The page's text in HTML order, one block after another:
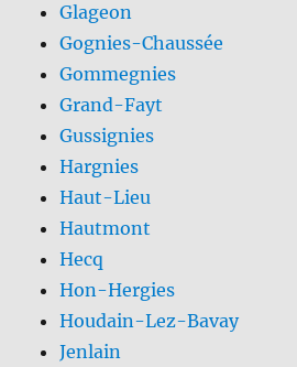
Glageon
Gognies-Chaussée
Gommegnies
Grand-Fayt
Gussignies
Hargnies
Haut-Lieu
Hautmont
Hecq
Hon-Hergies
Houdain-Lez-Bavay
Jenlain